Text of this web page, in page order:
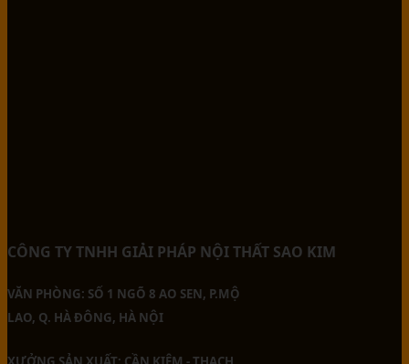
CÔNG TY TNHH GIẢI PHÁP NỘI THẤT SAO KIM
VĂN PHÒNG: SỐ 1 NGÕ 8 AO SEN, P.MỘ
LAO, Q. HÀ ĐÔNG, HÀ NỘI